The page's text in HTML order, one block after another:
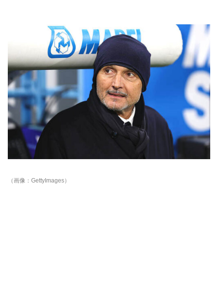
（画像：GettyImages）